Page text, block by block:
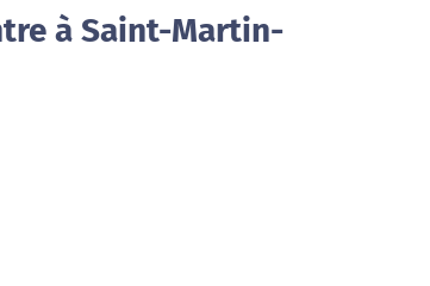
à Saint-Martin-